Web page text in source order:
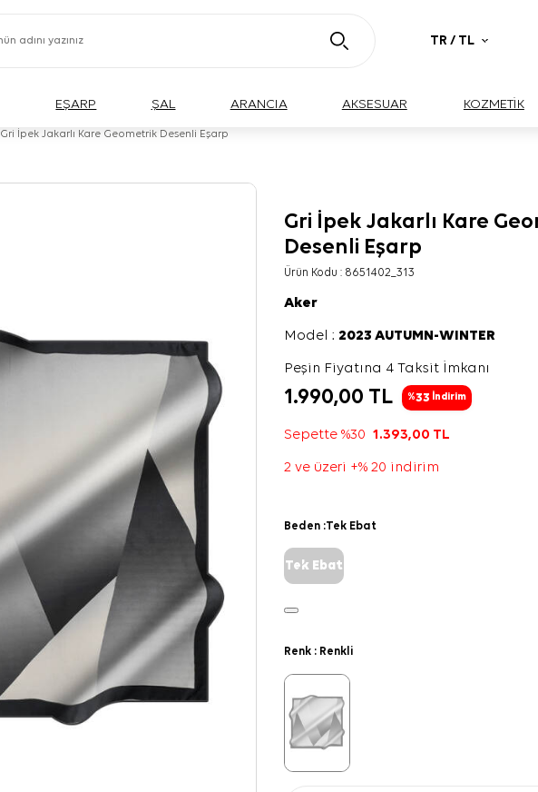
TR / TL
EŞARP ŞAL ARANCIA AKSESUAR KOZMETİK
Gri İpek Jakarlı Kare Geometrik Desenli Eşarp
Gri İpek Jakarlı Kare
Desenli Eşarp
Ürün Kodu : 8651402_313
Aker
Model :2023 AUTUMN-WINTER
Peşin Fiyatına 4 Taksit İmkanı
1.990,00 TL %33 İndirim
Sepette %301.393,00 TL
2 ve üzeri +% 20 indirim
Beden :Tek Ebat
Tek Ebat
Renk : Renkli